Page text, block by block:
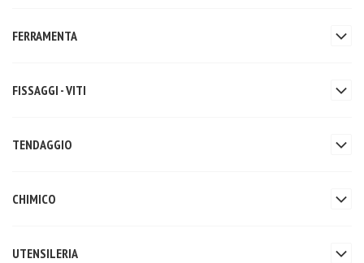
FERRAMENTA
FISSAGGI - VITI
TENDAGGIO
CHIMICO
UTENSILERIA